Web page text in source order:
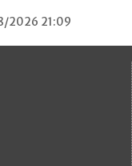
2026 21:09